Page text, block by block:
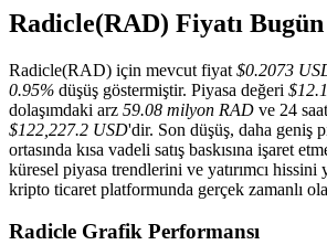
USDT Vadeli İşlemleri
Radicle(RAD) Fiyatı Bugün
Radicle(RAD) için mevcut fiyat $0.2073
0.95% düşüş göstermiştir. Piyasa değeri
dolaşımdaki arz 59.08 milyon RAD ve 24
$122,227.2 USD'dir. Son düşüş, daha geniş
ortasında kısa vadeli satış baskısına işaret
küresel piyasa trendlerini ve yatırımcı hissini
kripto ticaret platformunda gerçek zamanlı
Radicle Grafik Performansı